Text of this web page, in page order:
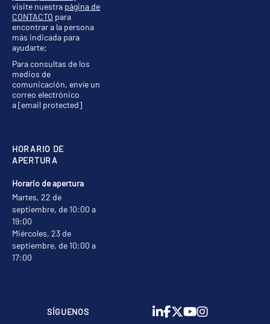
HORARIO DE
APERTURA
Horario de apertura
Martes, 22 de
septiembre, de 10:00 a
19:00
Miércoles, 23 de
septiembre, de 10:00 a
17:00
visite nuestra página de
CONTACTO para
encontrar a la persona
más indicada para
ayudarte;
Para consultas de los
medios de
comunicación, envíe un
correo electrónico
a[email protected]
SÍGUENOS